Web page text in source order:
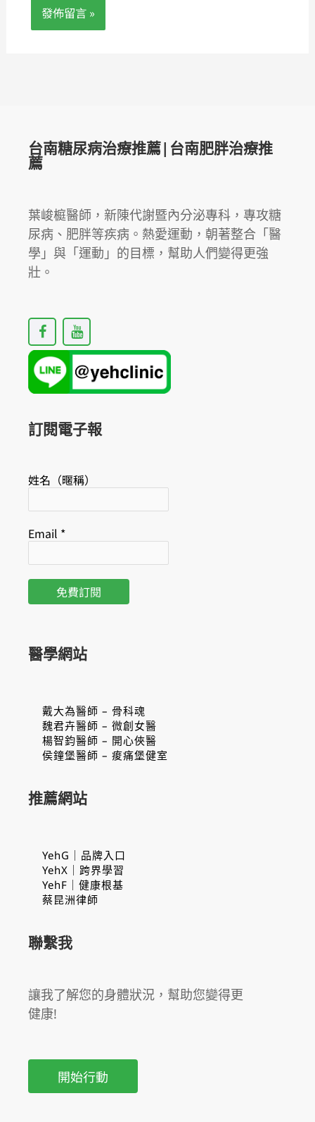
台南糖尿病治療推薦|台南肥胖治療推
薦
葉峻榳醫師，新陳代謝暨內分泌專科，專攻糖
尿病、肥胖等疾病。熱愛運動，朝著整合「醫
學」與「運動」的目標，幫助人們變得更強
壯。
F
a
c
e
b
o
k
Y
o
u
t
u
b
訂閱電子報
姓名（暱稱）
Email *
醫學網站
戴大為醫師 – 骨科魂
魏君卉醫師 – 微創女醫
楊智鈞醫師 – 開心俠醫
侯鐘堡醫師 – 痠痛堡健室
推薦網站
YehG｜品牌入口
YehX｜跨界學習
YehF｜健康根基
蔡昆洲律師
聯繫我
讓我了解您的身體狀況，幫助您變得更
健康!
開始行動